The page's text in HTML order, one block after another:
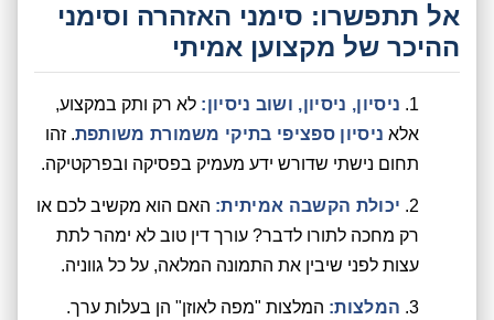
אל תתפשרו: סימני האזהרה וסימני
ההיכר של מקצוען אמיתי
ניסיון, ניסיון, ושוב ניסיון: לא רק ותק במקצוע,
אלא ניסיון ספציפי בתיקי משמורת משותפת. זהו
תחום נישתי שדורש ידע מעמיק בפסיקה ובפרקטיקה.
יכולת הקשבה אמיתית: האם הוא מקשיב לכם או
רק מחכה לתורו לדבר? עורך דין טוב לא ימהר לתת
עצות לפני שיבין את התמונה המלאה, על כל גווניה.
המלצות: המלצות "מפה לאוזן" הן בעלות ערך.